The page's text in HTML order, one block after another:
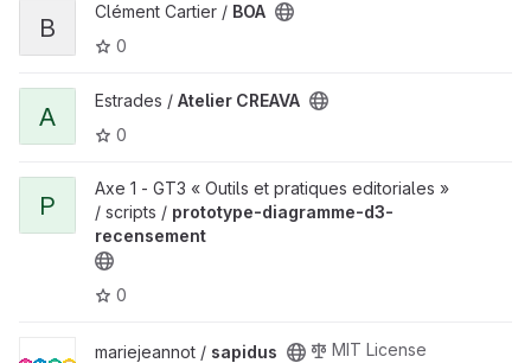
B
Clément Cartier / BOA
0
A
Estrades / Atelier CREAVA
0
P
Axe 1 - GT3 « Outils et pratiques editoriales »
/ scripts / prototype-diagramme-d3-
recensement
0
mariejeannot / sapidus
MIT License